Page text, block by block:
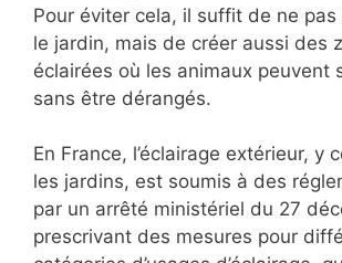
Pour éviter cela, il suffit de ne
le jardin, mais de créer aussi des
éclairées où les animaux peuvent
sans être dérangés.
En France, l’éclairage extérieur, y
les jardins, est soumis à des
par un arrêté ministériel du 27
prescrivant des mesures pour